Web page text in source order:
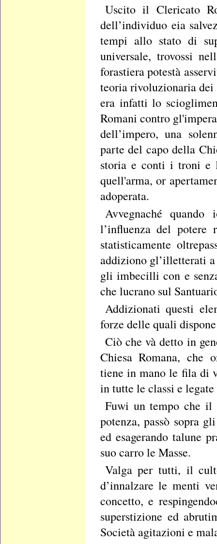
Uscito il Clericato
dell’individuo eia
tempi allo stato di
universale, trovossi
forastiera potestà
teoria rivoluzionaria
era infatti lo
Romani contro
dell’impero, una
parte del capo della
storia e conti i troni e
quell'arma, or
adoperata.
Avvegnaché
l’influenza del
statisticamente
addiziono gl’illetterati
gli imbecilli con e
che lucrano sul
Addizionati questi
forze delle quali
Ciò che và detto in
Chiesa Romana, che
tiene in mano le fila di
in tutte le classi e
Fuwi un tempo che il
potenza, passò sopra
ed esagerando talune
suo carro le Masse.
Valga per tutti, il
d’innalzare le menti
concetto, e
superstizione ed
Società agitazioni e